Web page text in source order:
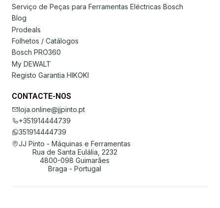
Serviço de Peças para Ferramentas Eléctricas Bosch
Blog
Prodeals
Folhetos / Catálogos
Bosch PRO360
My DEWALT
Registo Garantia HIKOKI
CONTACTE-NOS
loja.online@jjpinto.pt
+351914444739
351914444739
JJ Pinto - Máquinas e Ferramentas
Rua de Santa Eulália, 2232
4800-098 Guimarães
Braga - Portugal